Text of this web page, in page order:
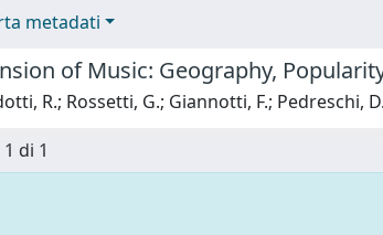
metadati
of Music: Geography,
R.; Rossetti, G.; Giannotti, F.; Pedreschi, D.
di 1